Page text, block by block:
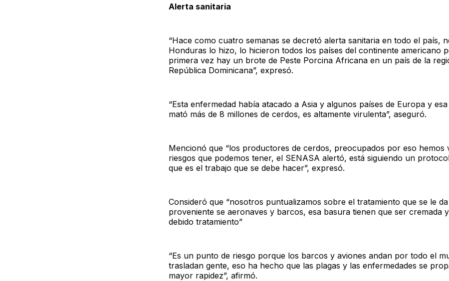
Alerta sanitaria
“Hace como cuatro semanas se decretó alerta sanitaria en todo el país,
Honduras lo hizo, lo hicieron todos los países del continente americano
primera vez hay un brote de Peste Porcina Africana en un país de la
República Dominicana”, expresó.
“Esta enfermedad había atacado a Asia y algunos países de Europa y
mató más de 8 millones de cerdos, es altamente virulenta”, aseguró.
Mencionó que “los productores de cerdos, preocupados por eso hemos
riesgos que podemos tener, el SENASA alertó, está siguiendo un
que es el trabajo que se debe hacer”, expresó.
Consideró que “nosotros puntualizamos sobre el tratamiento que se le
proveniente se aeronaves y barcos, esa basura tienen que ser cremada
debido tratamiento”
“Es un punto de riesgo porque los barcos y aviones andan por todo el
trasladan gente, eso ha hecho que las plagas y las enfermedades se
mayor rapidez”, afirmó.